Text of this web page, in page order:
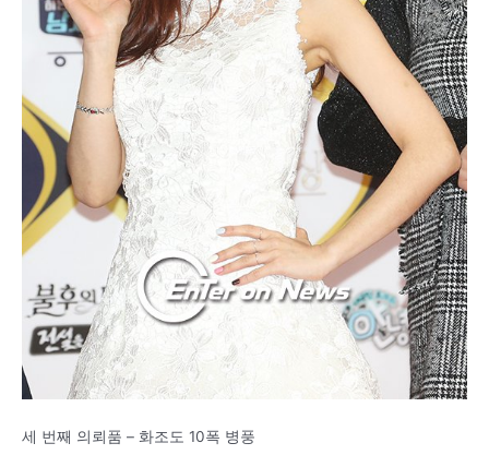
세 번째 의뢰품 – 화조도 10폭 병풍